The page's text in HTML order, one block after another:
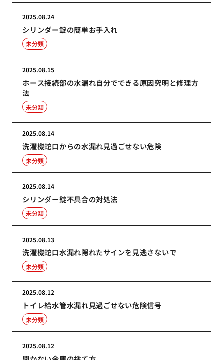
シリンダー錠の簡単お手入れ
2025.08.24
未分類
ホース接続部の水漏れ自分でできる原因究明と修理方
法
2025.08.15
未分類
洗濯機蛇口からの水漏れ見過ごせない危険
2025.08.14
未分類
シリンダー錠不具合の対処法
2025.08.14
未分類
洗濯機蛇口水漏れ隠れたサインを見逃さないで
2025.08.13
未分類
トイレ給水管水漏れ見過ごせない危険信号
2025.08.12
未分類
2025.08.12